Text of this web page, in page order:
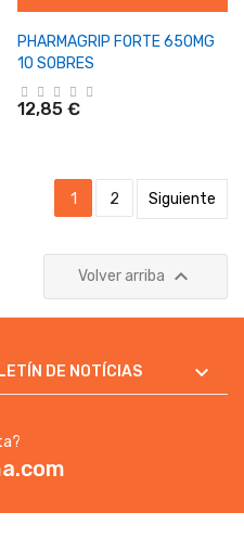
PHARMAGRIP FORTE 650MG
10 SOBRES
12,85 €
1 2 Siguiente
Volver arriba 
DE NOTÍCIAS 